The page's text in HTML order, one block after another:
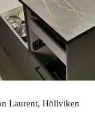
Laurent, Höllviken